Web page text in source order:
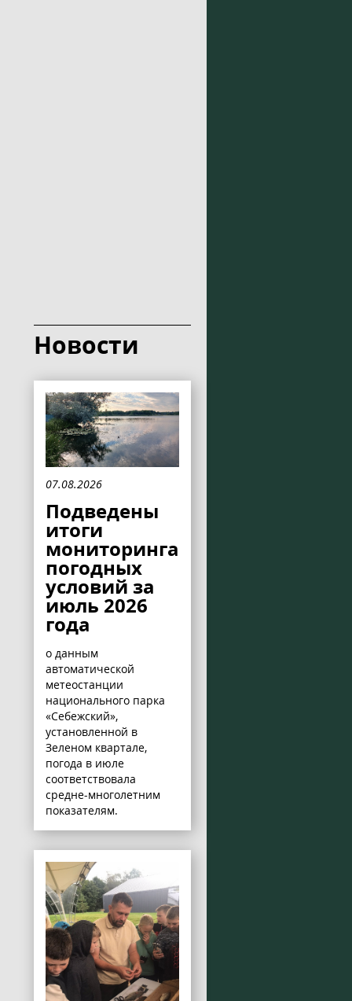
Новости
07.08.2026
Подведены
итоги
мониторинга
погодных
условий за
июль 2026
года
о данным
автоматической
метеостанции
национального парка
«Себежский»,
установленной в
Зеленом квартале,
погода в июле
соответствовала
средне-многолетним
показателям.